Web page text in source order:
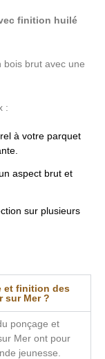
finition huilé
bois brut avec une
:
à votre parquet
aspect brut et
sur plusieurs
et finition des
sur Mer ?
ponçage et
Mer ont pour
jeunesse.